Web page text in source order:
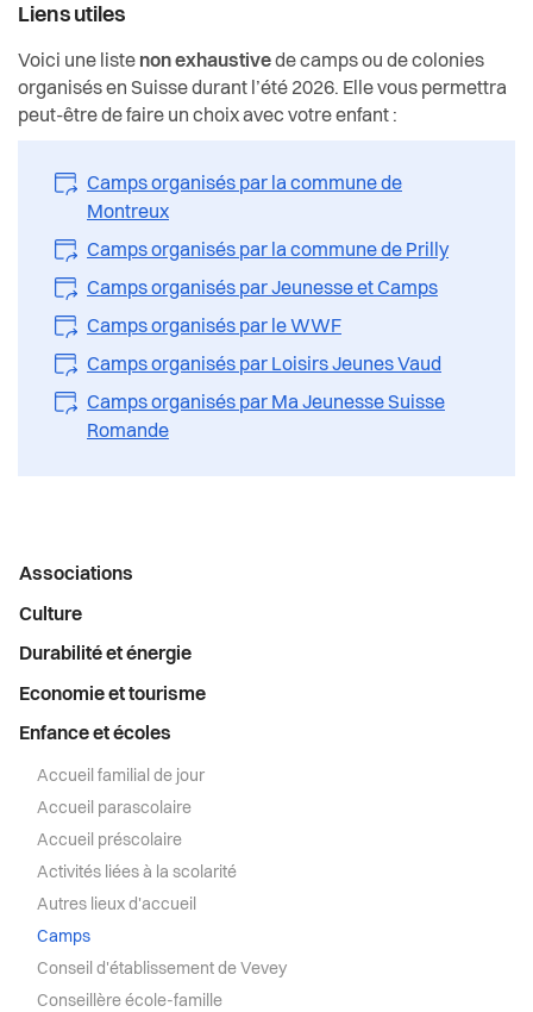
Liens utiles
Voici une liste non exhaustivede camps ou de colonies
organisés en Suisse durant l’été 2026. Elle vous permettra
peut-être de faire un choix avec votre enfant :
Camps organisés par la commune de
Montreux
Camps organisés par la commune de Prilly
Camps organisés par Jeunesse et Camps
Camps organisés par le WWF
Camps organisés par Loisirs Jeunes Vaud
Camps organisés par Ma Jeunesse Suisse
Romande
Menu
latéral
Associations
Culture
Durabilité et énergie
Economie et tourisme
Enfance et écoles
Accueil familial de jour
Accueil parascolaire
Accueil préscolaire
Activités liées à la scolarité
Autres lieux d'accueil
Camps
Conseil d'établissement de Vevey
Conseillère école-famille